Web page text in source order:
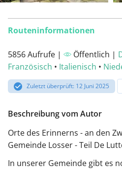
Routeninformationen
5856 Aufrufe | Öffentlich |
Französisch • Italienisch •
Zuletzt überprüft: 12 Juni 2025
Beschreibung vom Autor
Orte des Erinnerns - an den
Gemeinde Losser - Teil De
In unserer Gemeinde gibt es